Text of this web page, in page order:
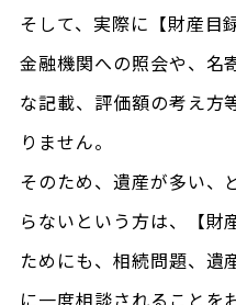
そして、実際に【財産目
金融機関への照会や、名
な記載、評価額の考え方
りません。
そのため、遺産が多い、
らないという方は、【財
ためにも、相続問題、遺